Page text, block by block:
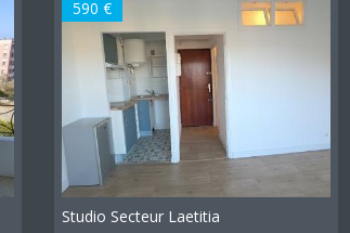
590 €
Studio Secteur Laetitia